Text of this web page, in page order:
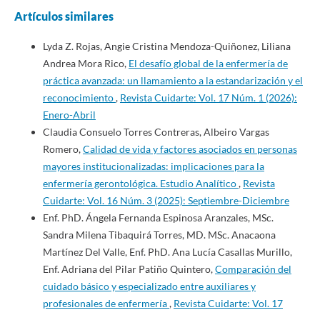
Artículos similares
Lyda Z. Rojas, Angie Cristina Mendoza-Quiñonez, Liliana
Andrea Mora Rico, El desafío global de la enfermería de
práctica avanzada: un llamamiento a la estandarización y el
reconocimiento, Revista Cuidarte: Vol. 17 Núm. 1 (2026):
Enero-Abril
Claudia Consuelo Torres Contreras, Albeiro Vargas
Romero,Calidad de vida y factores asociados en personas
mayores institucionalizadas: implicaciones para la
enfermería gerontológica. Estudio Analítico, Revista
Cuidarte: Vol. 16 Núm. 3 (2025): Septiembre-Diciembre
Enf. PhD. Ángela Fernanda Espinosa Aranzales, MSc.
Sandra Milena Tibaquirá Torres, MD. MSc. Anacaona
Martínez Del Valle, Enf. PhD. Ana Lucía Casallas Murillo,
Enf. Adriana del Pilar Patiño Quintero,Comparación del
cuidado básico y especializado entre auxiliares y
profesionales de enfermería, Revista Cuidarte: Vol. 17